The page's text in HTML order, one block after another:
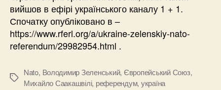
вийшов в ефірі українського каналу 1 + 1.
Спочатку опубліковано в –
https://www.rferl.org/a/ukraine-zelenskiy-nato-
referendum/29982954.html .
Позначки
Nato, Володимир Зеленський, Європейський Союз,
Михайло Саакашвілі, референдум, україна